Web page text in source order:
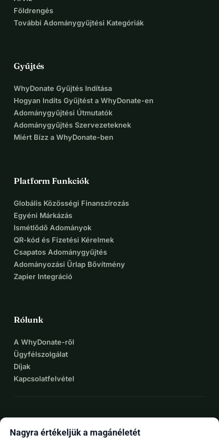
megtettem, alapítványokhoz fordultam, a templomhoz és
másokhoz, de nem kaptam segítséget.
Földrengés
További Adománygyűjtési Kategóriák
Gyűjtés
WhyDonate Gyűjtés Indítása
Hogyan Indíts Gyűjtést a WhyDonate-en
Adománygyűjtési Útmutatók
Adománygyűjtés Szervezeteknek
Miért Bízz a WhyDonate-ben
Platform Funkciók
Globális Közösségi Finanszírozás
Egyéni Márkázás
Ismétlődő Adományok
QR-kód és Fizetési Kérelmek
Csapatos Adománygyűjtés
Adományozási Űrlap Bővítmény
Zapier Integráció
Rólunk
A WhyDonate-ről
Ügyfélszolgálat
Díjak
Kapcsolatfelvétel
Nagyra értékeljük a magánéletét